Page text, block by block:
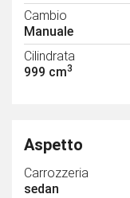
Cambio
Manuale
Cilindrata
999 cm3
Aspetto
Carrozzeria
sedan